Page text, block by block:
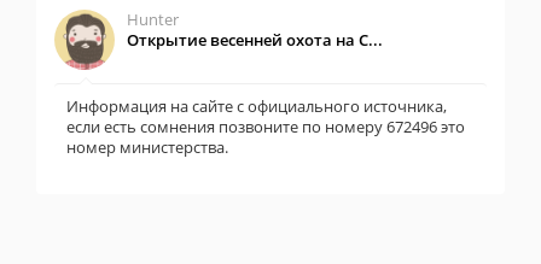
Hunter
Открытие весенней охота на С...
Информация на сайте с официального источника,
если есть сомнения позвоните по номеру 672496 это
номер министерства.